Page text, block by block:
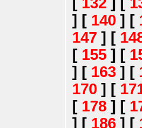
] [ 140 ] [
147 ] [
[ 155 ] [
] [ 163 ] [
170 ] [
[ 178 ] [
] [ 186 ] [